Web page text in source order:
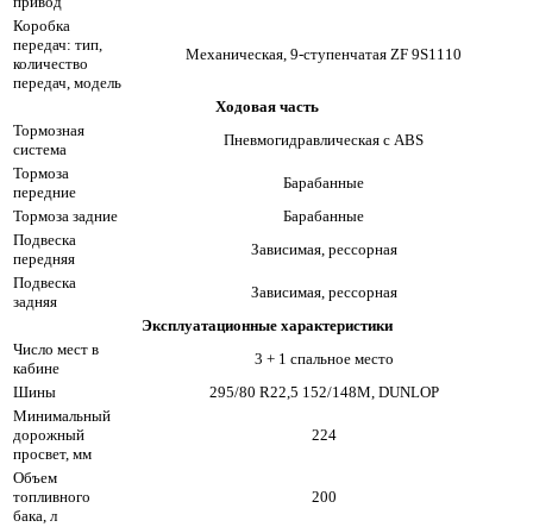
Коробка
передач: тип,
количество
передач, модель
Механическая, 9-ступенчатая ZF 9S1110
Ходовая часть
Тормозная
система
Пневмогидравлическая с ABS
Тормоза
передние
Барабанные
Тормоза задние
Барабанные
Подвеска
передняя
Зависимая, рессорная
Подвеска
задняя
Зависимая, рессорная
Эксплуатационные характеристики
Число мест в
кабине
3 + 1 спальное место
Шины
295/80 R22,5 152/148M, DUNLOP
Минимальный
дорожный
просвет, мм
224
Объем
топливного
бака, л
200